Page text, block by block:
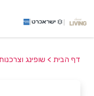
דף הבית > שופינג